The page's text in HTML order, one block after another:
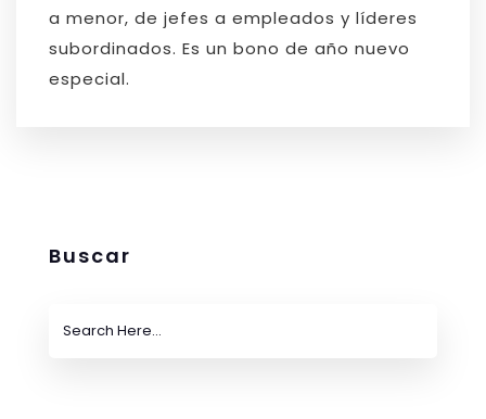
a menor, de jefes a empleados y líderes
subordinados. Es un bono de año nuevo
especial.
Buscar